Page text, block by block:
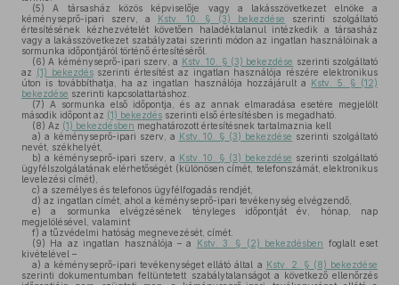
(5) A társasház közös képviselője vagy a lakásszövetkezet elnöke a
kéményseprő-ipari szerv, a
Kstv. 10. § (3) bekezdése
szerinti szolgáltató
értesítésének kézhezvételét követően haladéktalanul intézkedik a társasház
vagy a lakásszövetkezet szabályzatai szerinti módon az ingatlan használóinak a
sormunka időpontjáról történő értesítéséről.
(6) A kéményseprő-ipari szerv, a Kstv. 10. § (3) bekezdése szerinti szolgáltató
az (1) bekezdésszerinti értesítést az ingatlan használója részére elektronikus
úton is továbbíthatja, ha az ingatlan használója hozzájárult a Kstv. 5. § (12)
bekezdése szerinti kapcsolattartáshoz.
(7) A sormunka első időpontja, és az annak elmaradása esetére megjelölt
második időpont az (1) bekezdés szerinti első értesítésben is megadható.
(8) Az (1) bekezdésben meghatározott értesítésnek tartalmaznia kell
a) a kéményseprő-ipari szerv, a Kstv. 10. § (3) bekezdése szerinti szolgáltató
nevét, székhelyét,
b) a kéményseprő-ipari szerv, a Kstv. 10. § (3) bekezdése szerinti szolgáltató
ügyfélszolgálatának elérhetőségét (különösen címét, telefonszámát, elektronikus
levelezési címét),
c) a személyes és telefonos ügyfélfogadás rendjét,
d) az ingatlan címét, ahol a kéményseprő-ipari tevékenység elvégzendő,
e) a sormunka elvégzésének tényleges időpontját év, hónap, nap
megjelölésével, valamint
f) a tűzvédelmi hatóság megnevezését, címét.
(9) Ha az ingatlan használója – a Kstv. 3. § (2) bekezdésben foglalt eset
kivételével –
a) a kéményseprő-ipari tevékenységet ellátó által a Kstv. 2. § (8) bekezdése
szerinti dokumentumban feltüntetett szabálytalanságot a következő ellenőrzés